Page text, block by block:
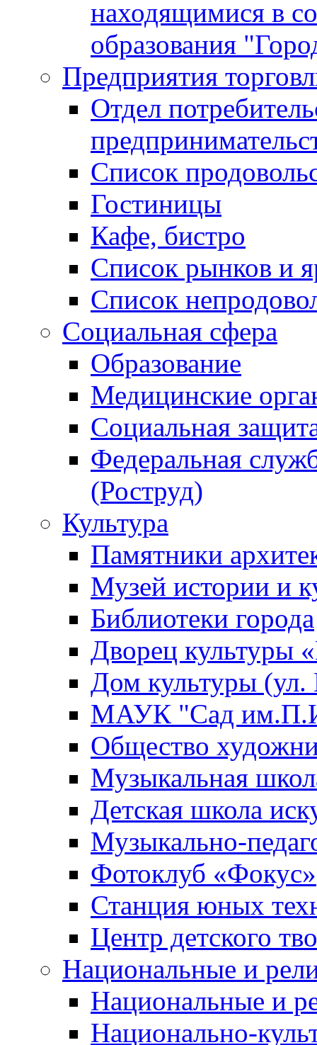
находящимися в
образования
Предприятия
Отдел
Список
Гостиницы
Кафе, бистро
Cписок рынков и
Список
Социальная сфера
Образование
Медицинские
Социальная
Федеральная
(Роструд)
Культура
Памятники
Музей истории и
Библиотеки города
Дворец культуры
Дом культуры (ул.
МАУК "Сад
Общество
Музыкальная
Детская школа
Музыкально-
Фотоклуб «Фокус»
Станция юных
Центр детского
Национальные и
Национальные и
Национально-